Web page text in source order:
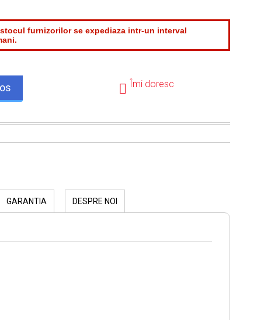
furnizorilor se expediaza intr-un interval
Îmi doresc
GARANTIA DESPRE NOI